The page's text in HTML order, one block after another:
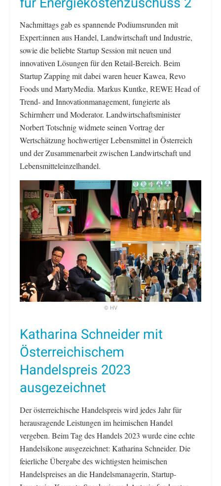
Nachmittags gab es spannende Podiumsrunden mit
Expert:innen aus Handel, Landwirtschaft und Industrie,
sowie die beliebte Startup Session mit neuen und
innovativen Lösungen für den Retail-Bereich. Beim
Startup Zapping mit dabei waren heuer Kawea, Revo
Foods und MartyMedia. Markus Kuntke, REWE Head of
Trend- and Innovationmanagement, fungierte als
Schirmherr und Moderator. Landwirtschaftsminister
Norbert Totschnig widmete seinen Vortrag der
Wertschätzung hochwertiger Lebensmittel in Österreich
und der Zusammenarbeit zwischen Landwirtschaft und
Lebensmitteleinzelhandel.
© HV
Katharina Schneider mit
Österreichischem
Handelspreis 2023
ausgezeichnet
Der österreichische Handelspreis wird jedes Jahr für
herausragende Leistungen im heimischen Handel
vergeben. Beim Tag des Handels 2023 wurde eine echte
Handelsikone ausgezeichnet: Katharina Schneider. Die
feierliche Übergabe des wichtigsten heimischen
Handelspreises an die Handelsmanagerin, Startup-